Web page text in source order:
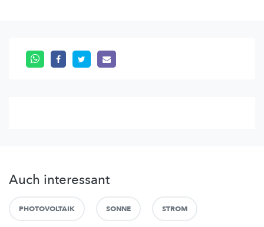
Auch interessant
PHOTOVOLTAIK SONNE STROM